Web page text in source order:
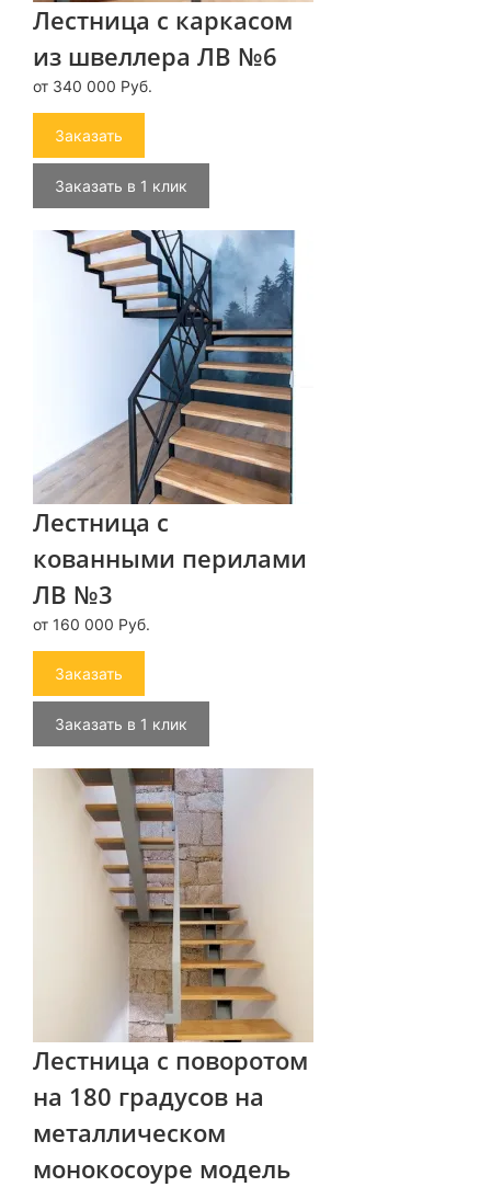
Лестница с каркасом
из швеллера ЛВ №6
от 340 000 Руб.
Заказать
Заказать в 1 клик
Лестница с
кованными перилами
ЛВ №3
от 160 000 Руб.
Заказать
Заказать в 1 клик
Лестница с поворотом
на 180 градусов на
металлическом
монокосоуре модель